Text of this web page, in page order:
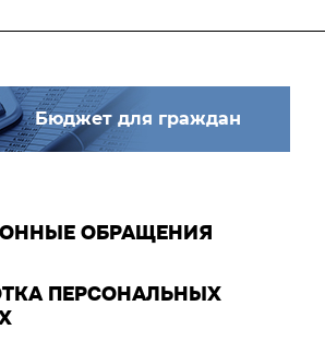
Бюджет для граждан
ОБРАЩЕНИЯ
ПЕРСОНАЛЬНЫХ